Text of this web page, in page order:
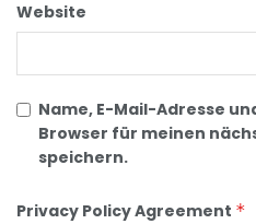
Website
Name, E-Mail-Adresse
Browser für meinen
speichern.
Privacy Policy Agreement *